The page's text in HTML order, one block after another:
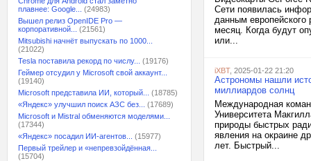
плавнее: Google...
(24983)
Вышел релиз OpenIDE Pro —
корпоративной...
(21561)
Mitsubishi начнёт выпускать по 1000...
(21022)
Tesla поставила рекорд по числу...
(19176)
Геймер отсудил у Microsoft свой аккаунт...
(19140)
Microsoft представила ИИ, который...
(18785)
«Яндекс» улучшил поиск АЗС без...
(17689)
Microsoft и Mistral обменяются моделями...
(17344)
«Яндекс» посадил ИИ-агентов...
(15977)
Первый трейлер и «непревзойдённая...
(15704)
Сети появилась
данным европейского
месяц. Когда будут
или...
iXBT, 2025-01-22 21:20
Астрономы нашли
миллиардов солнц
Международная
Университета
природы быстрых
явления на окраине
лет. Быстрый...